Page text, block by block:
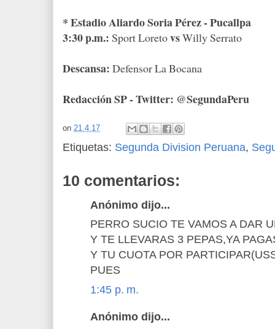
* Estadio Aliardo Soria Pérez - Pucallpa
3:30 p.m.: Sport LoretovsWilly Serrato
Descansa: Defensor La Bocana
Redacción SP - Twitter: @SegundaPeru
on 21.4.17
Etiquetas: Segunda Division Peruana,
10 comentarios:
Anónimo dijo...
PERRO SUCIO TE VAMOS A DAR
Y TE LLEVARAS 3 PEPAS,YA
Y TU CUOTA POR
PUES
1:45 p. m.
Anónimo dijo...